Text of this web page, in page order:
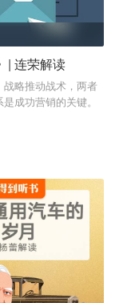
| 连荣解读
略推动战术，两者
成功营销的关键。